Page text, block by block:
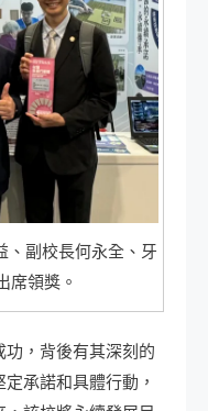
、副校長何永全、牙
席領獎。
，背後有其深刻的
承諾和具體行動，